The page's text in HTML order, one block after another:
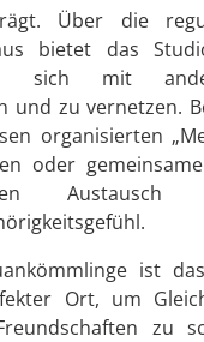
Über die
bietet das
sich mit
und zu vernetzen.
organisierten
oder
Austausch
ist
Ort, um
zu